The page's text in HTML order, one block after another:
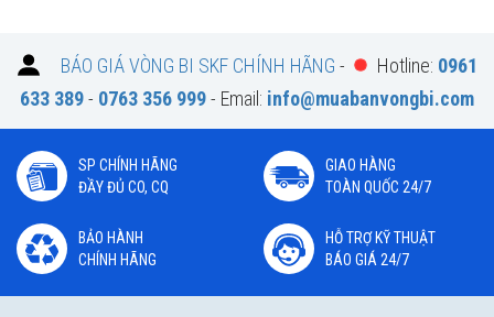
BÁO GIÁ VÒNG BI SKF CHÍNH HÃNG - Hotline: 0961
633 389- 0763 356 999- Email: info@muabanvongbi.com
SP CHÍNH HÃNG
ĐẦY ĐỦ CO, CQ
GIAO HÀNG
TOÀN QUỐC 24/7
BẢO HÀNH
CHÍNH HÃNG
HỖ TRỢ KỸ THUẬT
BÁO GIÁ 24/7